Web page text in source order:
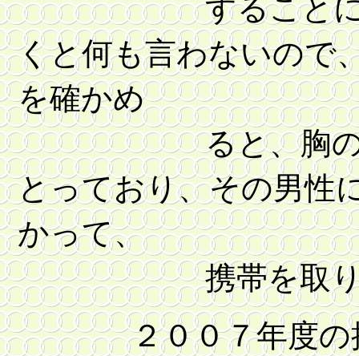
くと何も言わないので
を確かめ
ると、胸の写真
とっており、その男性
かって、
携帯を取り上
２００７年度の携